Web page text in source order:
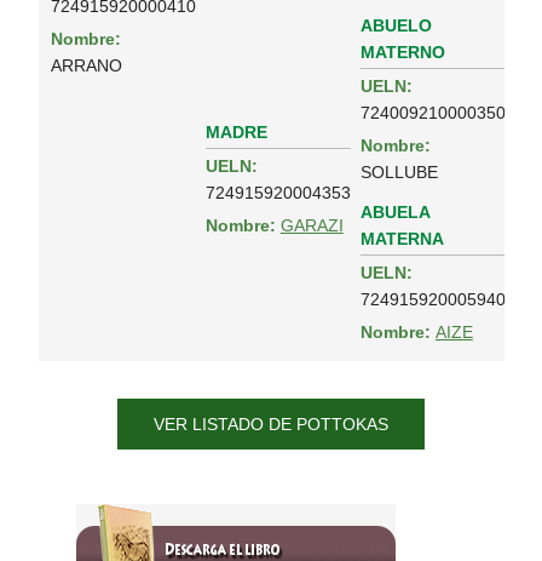
724915920000410
Nombre:
ARRANO
MADRE
UELN:
724915920004353
Nombre: GARAZI
ABUELO
MATERNO
UELN:
724009210000350
Nombre:
SOLLUBE
ABUELA
MATERNA
UELN:
724915920005940
Nombre: AIZE
VER LISTADO DE POTTOKAS